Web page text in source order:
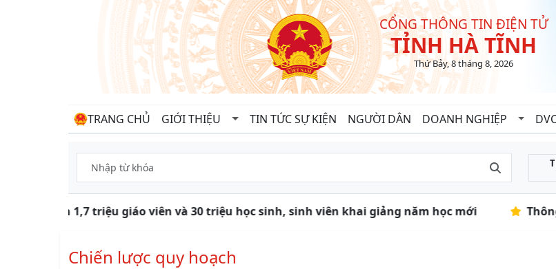
CỔNG THÔNG TIN ĐIỆN TỬ
TỈNH HÀ TĨNH
Thứ Bảy, 8 tháng 8, 2026
TRANG CHỦ GIỚI THIỆU TIN TỨC SỰ KIỆN NGƯỜI DÂN DOANH NGHIỆP
Gần 1,7 triệu giáo viên và 30 triệu học sinh, sinh viên khai giảng năm học mới
Chiến lược quy hoạch